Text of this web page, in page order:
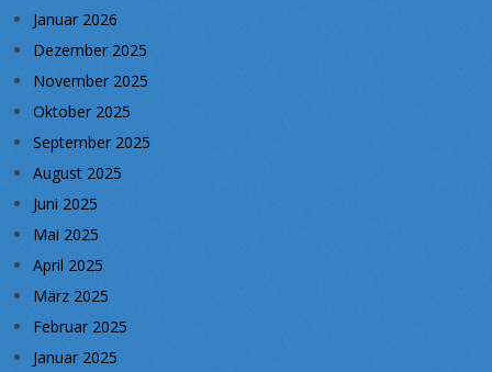
Januar 2026
Dezember 2025
November 2025
Oktober 2025
September 2025
August 2025
Juni 2025
Mai 2025
April 2025
März 2025
Februar 2025
Januar 2025